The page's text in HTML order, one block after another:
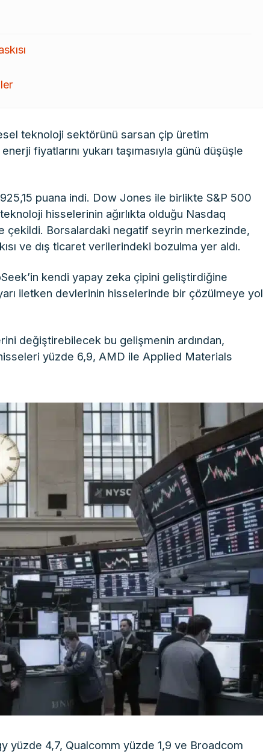
teknoloji sektörünü sarsan çip üretim
fiyatlarını yukarı taşımasıyla günü düşüşle
puana indi. Dow Jones ile birlikte S&P 500
hisselerinin ağırlıkta olduğu Nasdaq
çekildi. Borsalardaki negatif seyrin merkezinde,
ve dış ticaret verilerindeki bozulma yer aldı.
kendi yapay zeka çipini geliştirdiğine
iletken devlerinin hisselerinde bir çözülmeye yol
değiştirebilecek bu gelişmenin ardından,
yüzde 6,9, AMD ile Applied Materials
yüzde 4,7, Qualcomm yüzde 1,9 ve Broadcom